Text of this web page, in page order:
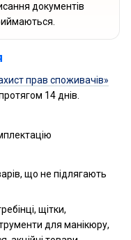
документів
прав споживачів»
14 днів.
що не підлягають
щітки,
для манікюру,